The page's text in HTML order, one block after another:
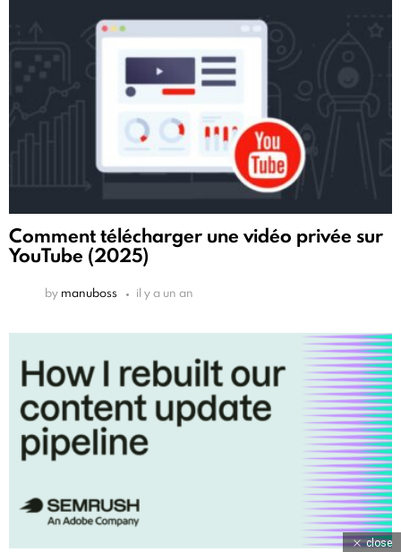
Comment télécharger une vidéo privée sur
YouTube (2025)
by manuboss il y a un an
close